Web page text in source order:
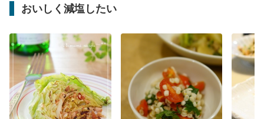
おいしく減塩したい